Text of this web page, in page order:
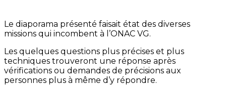
Le diaporama présenté faisait état des diverses
missions qui incombent à l’ONAC VG.
Les quelques questions plus précises et plus
techniques trouveront une réponse après
vérifications ou demandes de précisions aux
personnes plus à même d’y répondre.